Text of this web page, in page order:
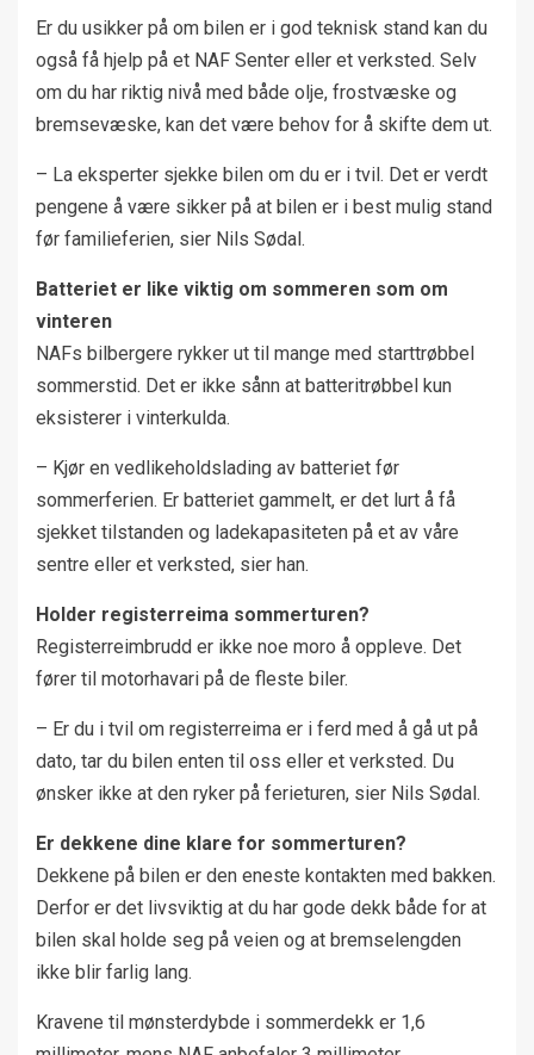
Er du usikker på om bilen er i god teknisk stand kan du
også få hjelp på et NAF Senter eller et verksted. Selv
om du har riktig nivå med både olje, frostvæske og
bremsevæske, kan det være behov for å skifte dem ut.
– La eksperter sjekke bilen om du er i tvil. Det er verdt
pengene å være sikker på at bilen er i best mulig stand
før familieferien, sier Nils Sødal.
Batteriet er like viktig om sommeren som om
vinteren
NAFs bilbergere rykker ut til mange med starttrøbbel
sommerstid. Det er ikke sånn at batteritrøbbel kun
eksisterer i vinterkulda.
– Kjør en vedlikeholdslading av batteriet før
sommerferien. Er batteriet gammelt, er det lurt å få
sjekket tilstanden og ladekapasiteten på et av våre
sentre eller et verksted, sier han.
Holder registerreima sommerturen?
Registerreimbrudd er ikke noe moro å oppleve. Det
fører til motorhavari på de fleste biler.
– Er du i tvil om registerreima er i ferd med å gå ut på
dato, tar du bilen enten til oss eller et verksted. Du
ønsker ikke at den ryker på ferieturen, sier Nils Sødal.
Er dekkene dine klare for sommerturen?
Dekkene på bilen er den eneste kontakten med bakken.
Derfor er det livsviktig at du har gode dekk både for at
bilen skal holde seg på veien og at bremselengden
ikke blir farlig lang.
Kravene til mønsterdybde i sommerdekk er 1,6